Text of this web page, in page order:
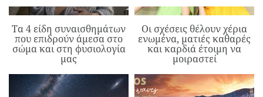
Τα 4 είδη συναισθημάτων
που επιδρούν άμεσα στο
σώμα και στη φυσιολογία
μας
Οι σχέσεις θέλουν χέρια
ενωμένα, ματιές καθαρές
και καρδιά έτοιμη να
μοιραστεί